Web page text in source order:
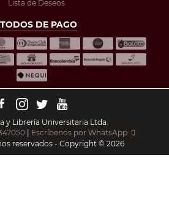
Lista de Deseos
DE PAGO
y Librería Universitaria Ltda.
Escríbenos por WhatsApp:
reservados - Copyright © 2026